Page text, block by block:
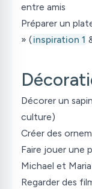
entre amis
Préparer un
» (inspiration 1
Décorer un
culture)
Créer des
Faire jouer une
Michael et
Regarder des